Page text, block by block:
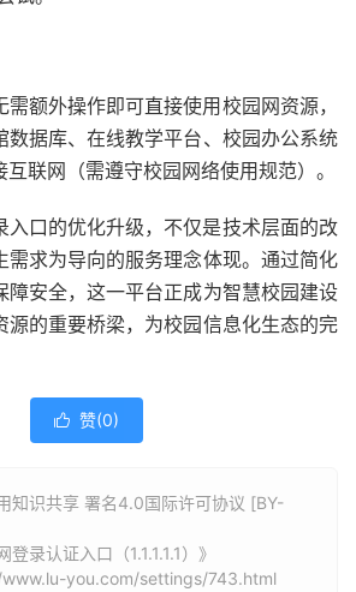
额外操作即可直接使用校园网资源，
数据库、在线教学平台、校园办公系统
联网（需遵守校园网络使用规范）。
入口的优化升级，不仅是技术层面的改
需求为导向的服务理念体现。通过简化
障安全，这一平台正成为智慧校园建设
源的重要桥梁，为校园信息化生态的完
 赞(0)
知识共享 署名4.0国际许可协议 [BY-
录认证入口（1.1.1.1.1）》
you.com/settings/743.html